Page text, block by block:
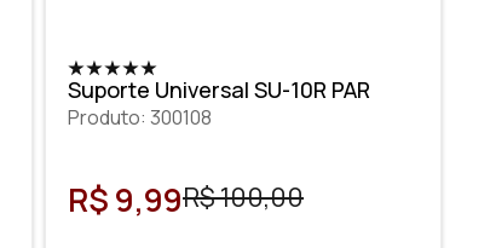
Suporte Universal SU-10R PAR
Produto: 300108
R$ 9,99R$ 100,00